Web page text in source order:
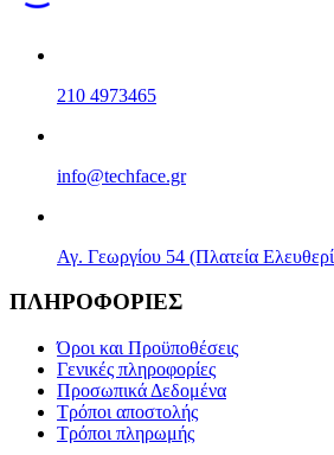
210 4973465
info@techface.gr
Αγ. Γεωργίου 54 (Πλατεία
ΠΛΗΡΟΦΟΡΙΕΣ
Όροι και Προϋποθέσεις
Γενικές πληροφορίες
Προσωπικά Δεδομένα
Τρόποι αποστολής
Τρόποι πληρωμής